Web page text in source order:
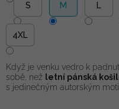
S M
4XL
Když je venku vedro k
sobě, než letní pánská
s jedinečným autorským